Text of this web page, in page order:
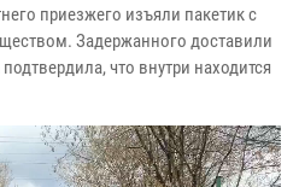
приезжего изъяли пакетик с
Задержанного доставили
что внутри находится